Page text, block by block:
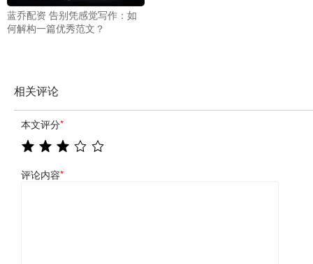
蓝乔配资 告别凭感觉写作：如
何解构一篇优秀范文？
相关评论
本文评分*
评论内容*